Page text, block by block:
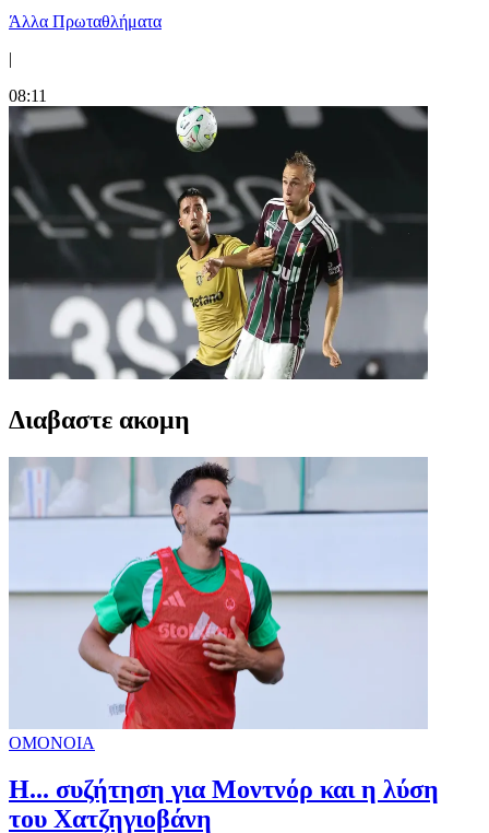
Άλλα Πρωταθλήματα
|
08:11
Διαβαστε ακομη
ΟΜΟΝΟΙΑ
Η... συζήτηση για Μοντνόρ και η λύση
του Χατζηγιοβάνη